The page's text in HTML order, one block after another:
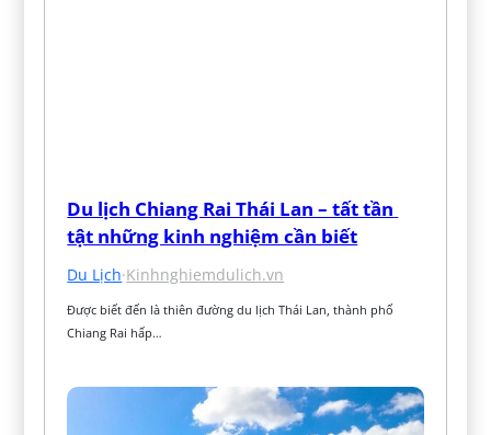
Du lịch Chiang Rai Thái Lan – tất tần
tật những kinh nghiệm cần biết
Du Lịch·Kinhnghiemdulich.vn
Được biết đến là thiên đường du lịch Thái Lan, thành phố
Chiang Rai hấp…